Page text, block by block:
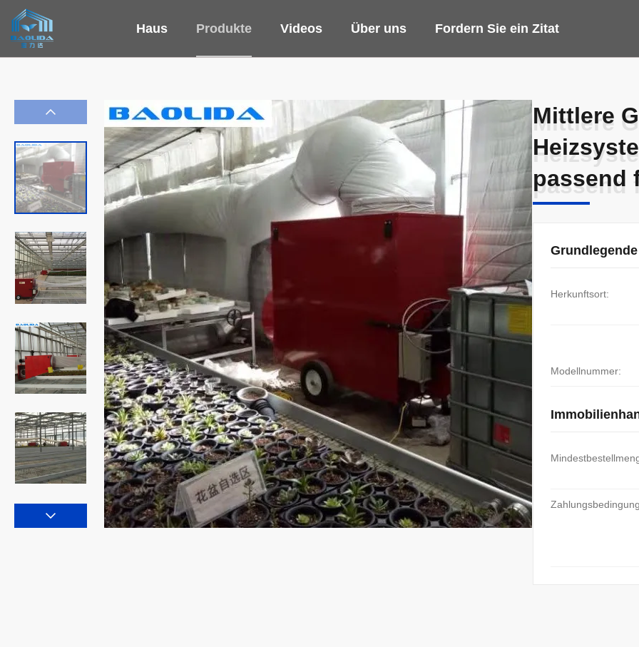
Haus Produkte Videos Über uns Fordern Sie ein Zitat
Mittlere
passend
Mittlere
passend
Herkunftsort:
Modellnummer: